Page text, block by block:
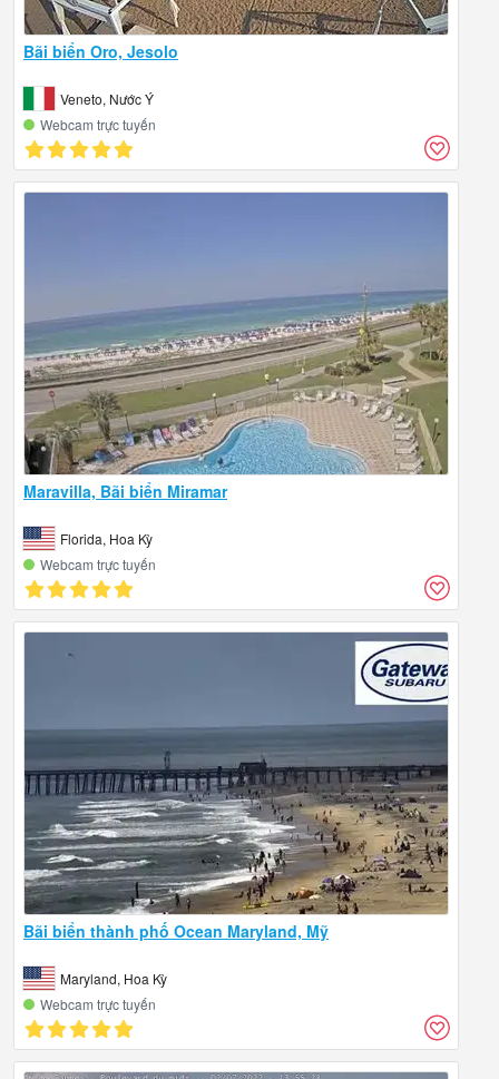
Bãi biển Oro, Jesolo
Veneto, Nước Ý
Webcam trực tuyến
Maravilla, Bãi biển Miramar
Florida, Hoa Kỳ
Webcam trực tuyến
Bãi biển thành phố Ocean Maryland, Mỹ
Maryland, Hoa Kỳ
Webcam trực tuyến